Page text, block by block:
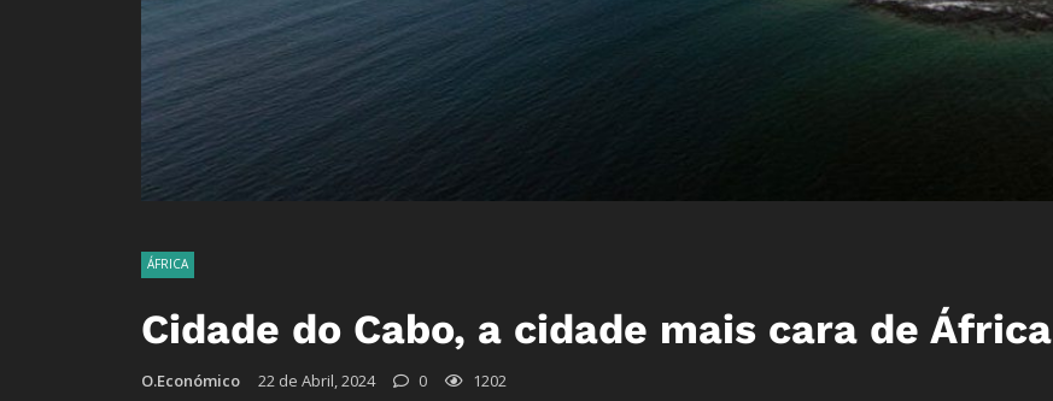
ÁFRICA
Cidade do Cabo, a cidade mais cara de África
O.Económico 22 de Abril, 2024 0 1202